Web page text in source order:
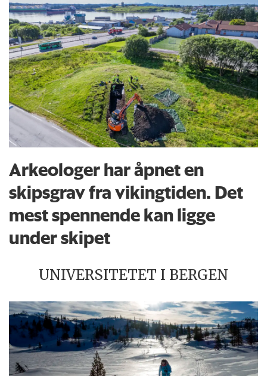
Arkeologer har åpnet en
skipsgrav fra vikingtiden. Det
mest spennende kan ligge
under skipet
UNIVERSITETET I BERGEN